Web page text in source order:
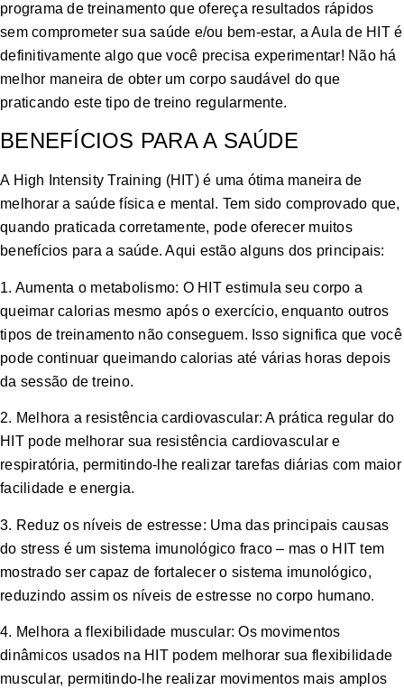
programa de treinamento que ofereça resultados rápidos
sem comprometer sua saúde e/ou bem-estar, a Aula de HIT é
definitivamente algo que você precisa experimentar! Não há
melhor maneira de obter um corpo saudável do que
praticando este tipo de treino regularmente.
BENEFÍCIOS PARA A SAÚDE
A High Intensity Training (HIT) é uma ótima maneira de
melhorar a saúde física e mental. Tem sido comprovado que,
quando praticada corretamente, pode oferecer muitos
benefícios para a saúde. Aqui estão alguns dos principais:
1. Aumenta o metabolismo: O HIT estimula seu corpo a
queimar calorias mesmo após o exercício, enquanto outros
tipos de treinamento não conseguem. Isso significa que você
pode continuar queimando calorias até várias horas depois
da sessão de treino.
2. Melhora a resistência cardiovascular: A prática regular do
HIT pode melhorar sua resistência cardiovascular e
respiratória, permitindo-lhe realizar tarefas diárias com maior
facilidade e energia.
3. Reduz os níveis de estresse: Uma das principais causas
do stress é um sistema imunológico fraco – mas o HIT tem
mostrado ser capaz de fortalecer o sistema imunológico,
reduzindo assim os níveis de estresse no corpo humano.
4. Melhora a flexibilidade muscular: Os movimentos
dinâmicos usados ​​na HIT podem melhorar sua flexibilidade
muscular, permitindo-lhe realizar movimentos mais amplos